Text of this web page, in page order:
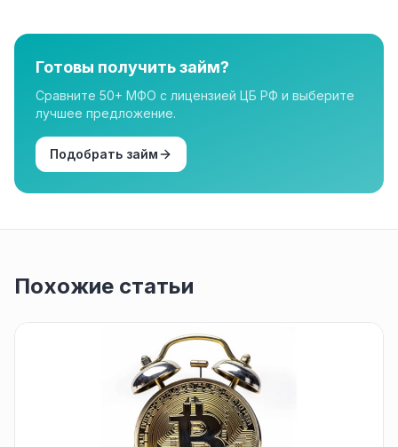
организации в нашем каталоге имеют лицензию.
Готовы получить займ?
Сравните 50+ МФО с лицензией ЦБ РФ и выберите
лучшее предложение.
Подобрать займ
Похожие статьи